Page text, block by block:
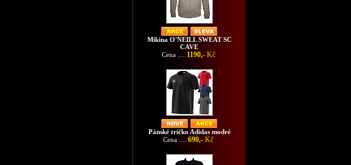
Mikina O'NEILL SWEAT SC
CAVE
Cena ....
1190,-Kč
Pánské tričko Adidas modré
Cena .... 690,- Kč